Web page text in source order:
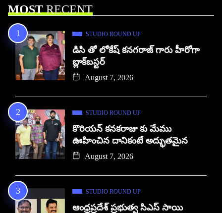
MOSTRECENT
STUDIO ROUND UP
డిసి తో లోకేష్ కనగరాజ్ గారు హీరోగా
బ్లాక్‌బస్టర్
August 7, 2026
STUDIO ROUND UP
కొరియన్ కనకరాజు కు మేము
ఊహించిన దానికంటే అద్భుతమైన
August 7, 2026
STUDIO ROUND UP
ఆంధ్రప్రదేశ్ ప్రభుత్వ సిఎస్ సాయి